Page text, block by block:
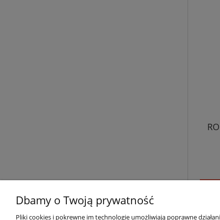
Dbamy o Twoją prywatność
Pliki cookies i pokrewne im technologie umożliwiają poprawne